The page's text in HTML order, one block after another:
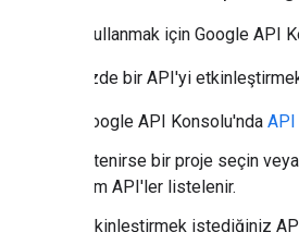
API'yi kullanmak için Google API
Projenizde bir API'yi
Google API Konsolu'nda API
İstenirse bir proje seçin
tüm API'ler listelenir.
Etkinleştirmek istediğiniz